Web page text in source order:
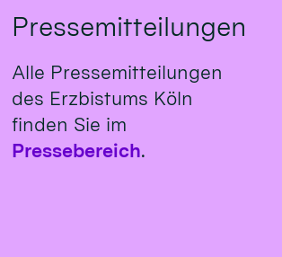
Pressemitteilungen
Alle Pressemitteilungen
des Erzbistums Köln
finden Sie im
Pressebereich.